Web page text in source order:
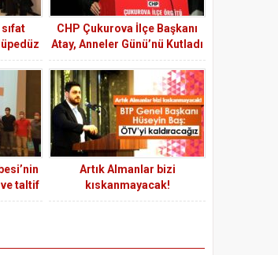
CHP Çukurova İlçe Başkanı
Atay, Anneler Günü’nü Kutladı
taltif
geçti.
Artık Almanlar bizi
kıskanmayacak!